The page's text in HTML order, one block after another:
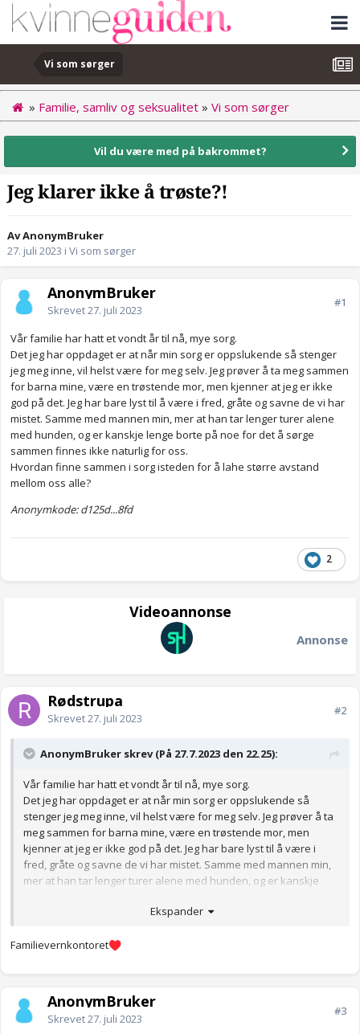
Vi som sørger
» Familie, samliv og seksualitet » Vi som sørger
Vil du være med på bakrommet?
Jeg klarer ikke å trøste?!
Av AnonymBruker
27. juli 2023 i Vi som sørger
AnonymBruker
Skrevet27. juli 2023
#1
Vår familie har hatt et vondt år til nå, mye sorg.
Det jeg har oppdaget er at når min sorg er oppslukende så stenger
jeg meg inne, vil helst være for meg selv. Jeg prøver å ta meg sammen
for barna mine, være en trøstende mor, men kjenner at jeg er ikke
god på det. Jeg har bare lyst til å være i fred, gråte og savne de vi har
mistet. Samme med mannen min, mer at han tar lenger turer alene
med hunden, og er kanskje lenge borte på noe for det å sørge
sammen finnes ikke naturlig for oss.
Hvordan finne sammen i sorg isteden for å lahe større avstand
mellom oss alle?
Anonymkode: d125d...8fd
2
Videoannonse
Annonse
Rødstrupa
Skrevet27. juli 2023
#2
AnonymBruker skrev (På 27.7.2023 den 22.25):
Vår familie har hatt et vondt år til nå, mye sorg.
Det jeg har oppdaget er at når min sorg er oppslukende så
stenger jeg meg inne, vil helst være for meg selv. Jeg prøver å ta
meg sammen for barna mine, være en trøstende mor, men
kjenner at jeg er ikke god på det. Jeg har bare lyst til å være i
fred, gråte og savne de vi har mistet. Samme med mannen min,
mer at han tar lenger turer alene med hunden, og er kanskje
mellom oss alle?
Ekspander
Familievernkontoret♥️
AnonymBruker
Skrevet27. juli 2023
#3